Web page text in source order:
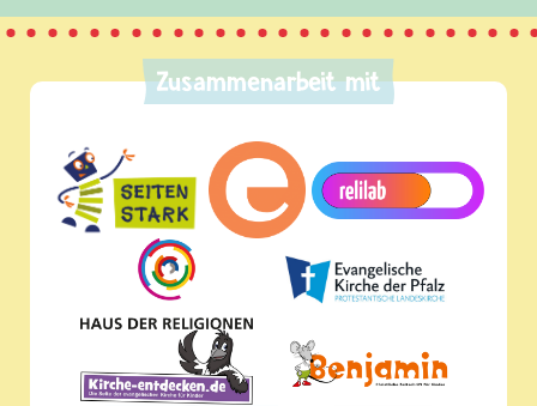
Zusammenarbeit mit